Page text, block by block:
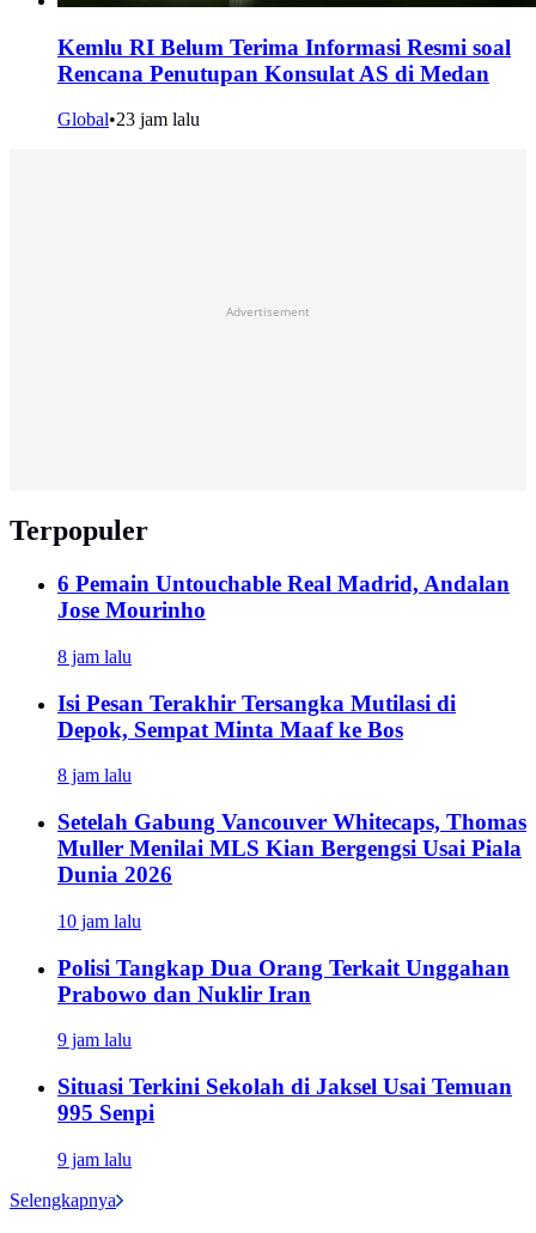
Kemlu RI Belum Terima Informasi Resmi soal
Rencana Penutupan Konsulat AS di Medan
Global•23 jam lalu
Advertisement
Terpopuler
6 Pemain Untouchable Real Madrid, Andalan
Jose Mourinho
8 jam lalu
Isi Pesan Terakhir Tersangka Mutilasi di
Depok, Sempat Minta Maaf ke Bos
8 jam lalu
Setelah Gabung Vancouver Whitecaps, Thomas
Muller Menilai MLS Kian Bergengsi Usai Piala
Dunia 2026
10 jam lalu
Polisi Tangkap Dua Orang Terkait Unggahan
Prabowo dan Nuklir Iran
9 jam lalu
Situasi Terkini Sekolah di Jaksel Usai Temuan
995 Senpi
9 jam lalu
Selengkapnya